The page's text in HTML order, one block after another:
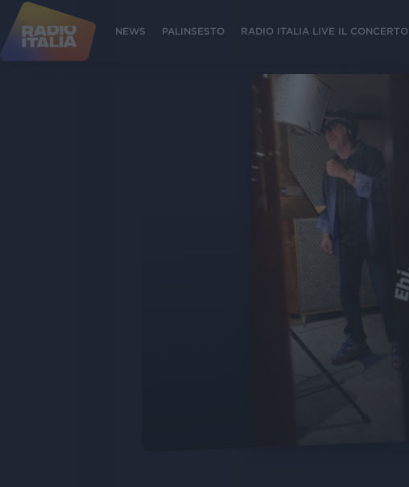
NEWS PALINSESTO RADIO ITALIA LIVE IL CONCERTO